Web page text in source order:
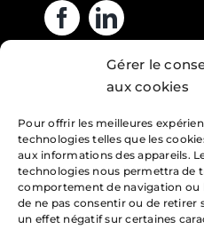
Gérer le
aux cookies
Pour offrir les meilleures
technologies telles que les
aux informations des appareils.
technologies nous permettra de
comportement de navigation ou
de ne pas consentir ou de
un effet négatif sur certaines
Heures d’ouverture
Lundi : 7h – 16h
Mardi : 7h – 16h
Mercredi : 7h – 16h
Jeudi : 7h – 16h